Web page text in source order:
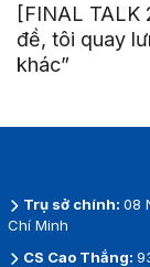
[FINAL TALK
đề, tôi quay
khác”
Trụ sở chính:08
Chí Minh
CS Cao Thắng: